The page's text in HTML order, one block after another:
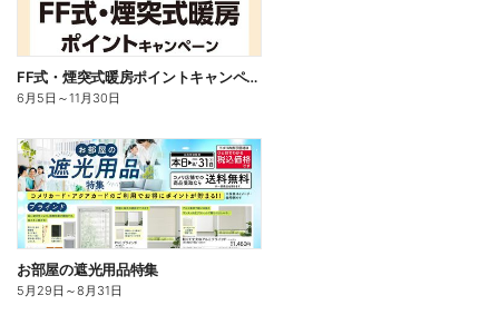
FF式・煙突式暖房ポイントキャンペーン
6月5日 ～11月30日
お部屋の遮光用品特集
5月29日 ～8月31日